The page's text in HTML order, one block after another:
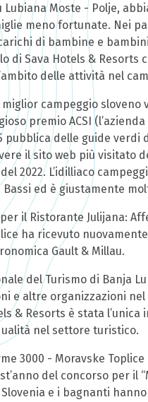
Lubiana Moste - Polje,
meno fortunate. Nei
di bambine e
di Sava Hotels & Resorts
delle attività nel
miglior campeggio sloveno
premio ACSI
pubblica delle guide
il sito web più visitato
2022. L’idilliaco
Bassi ed è giustamente
il Ristorante Julijana:
ha ricevuto
Gault & Millau.
del Turismo di Banja
e altre organizzazioni
& Resorts è stata
nel settore turistico.
3000 - Moravske
del concorso per
e i bagnanti